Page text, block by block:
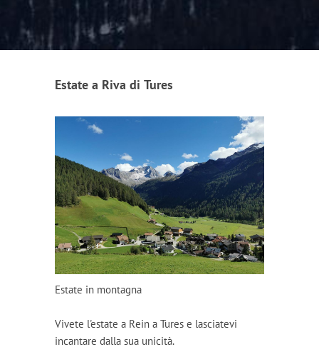
Estate a Riva di Tures
Estate in montagna
Vivete l'estate a Rein a Tures e lasciatevi
incantare dalla sua unicità.